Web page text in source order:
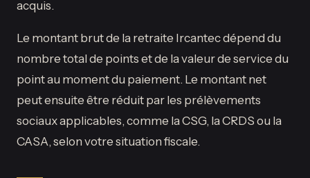
acquis.
Le montant brut de la retraite Ircantec dépend du
nombre total de points et de la valeur de service du
point au moment du paiement. Le montant net
peut ensuite être réduit par les prélèvements
sociaux applicables, comme la CSG, la CRDS ou la
CASA, selon votre situation fiscale.